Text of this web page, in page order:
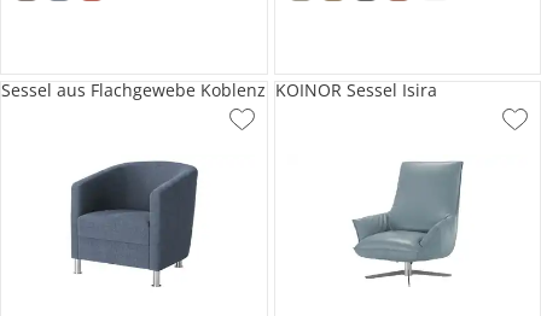
Sessel aus Flachgewebe Koblenz KOINOR Sessel Isira